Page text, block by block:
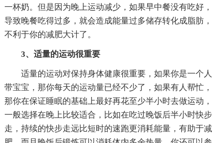
一杯奶。但是因为晚上运动减少，如果早中餐没有吃好，
导致晚餐吃得过多，就会造成能量过多储存转化成脂肪，
不利于你的减肥大计了。
3、适量的运动很重要
适量的运动对保持身体健康很重要，如果你是一个人
带宝宝，那你每天的运动量已经不少了，如果有人帮忙，
那你在保证睡眠的基础上最好再花至少半小时去做运动，
一般选择在晚上比较适合，比如在吃过晚饭后半小时快步
走，持续的快步走远比短时的速跑更消耗能量，有助于减